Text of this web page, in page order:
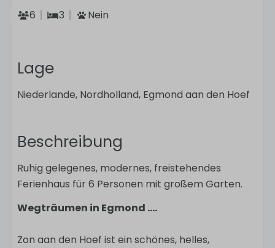
6 3 Nein
Lage
Niederlande, Nordholland, Egmond aan den Hoef
Beschreibung
Ruhig gelegenes, modernes, freistehendes
Ferienhaus für 6 Personen mit großem Garten.
Wegträumen in Egmond ....
Zon aan den Hoef ist ein schönes, helles,